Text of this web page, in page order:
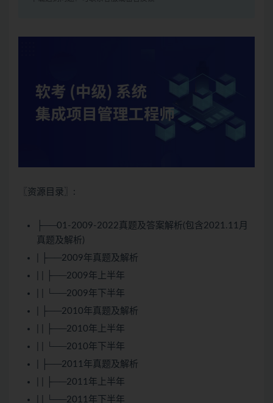
〖资源目录〗:
├──01-2009-2022真题及答案解析(包含2021.11月
真题及解析)
| ├──2009年真题及解析
| | ├──2009年上半年
| | └──2009年下半年
| ├──2010年真题及解析
| | ├──2010年上半年
| | └──2010年下半年
| ├──2011年真题及解析
| | ├──2011年上半年
| | └──2011年下半年